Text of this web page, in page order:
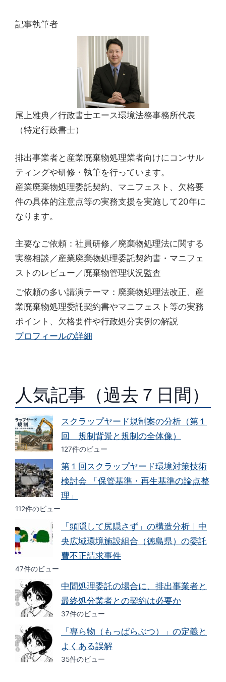
記事執筆者
尾上雅典／行政書士エース環境法務事務所代表
（特定行政書士）
排出事業者と産業廃棄物処理業者向けにコンサル
ティングや研修・執筆を行っています。
産業廃棄物処理委託契約、マニフェスト、欠格要
件の具体的注意点等の実務支援を実施して20年に
なります。
主要なご依頼：社員研修／廃棄物処理法に関する
実務相談／産業廃棄物処理委託契約書・マニフェ
ストのレビュー／廃棄物管理状況監査
ご依頼の多い講演テーマ：廃棄物処理法改正、産
業廃棄物処理委託契約書やマニフェスト等の実務
ポイント、欠格要件や行政処分実例の解説
プロフィールの詳細
人気記事（過去７日間）
スクラップヤード規制案の分析（第１
回 規制背景と規制の全体像）
127件のビュー
第１回スクラップヤード環境対策技術
検討会 「保管基準・再生基準の論点整
理」
112件のビュー
「頭隠して尻隠さず」の構造分析｜中
央広域環境施設組合（徳島県）の委託
費不正請求事件
47件のビュー
中間処理委託の場合に、排出事業者と
最終処分業者との契約は必要か
37件のビュー
「専ら物（もっぱらぶつ）」の定義と
よくある誤解
35件のビュー